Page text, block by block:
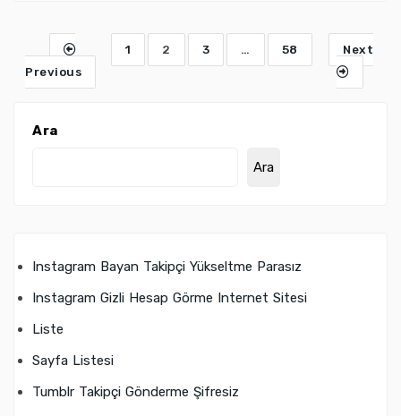
Previous
1 2 3 … 58 Next
Ara
Ara
Instagram Bayan Takipçi Yükseltme Parasız
Instagram Gizli Hesap Görme Internet Sitesi
Liste
Sayfa Listesi
Tumblr Takipçi Gönderme Şifresiz